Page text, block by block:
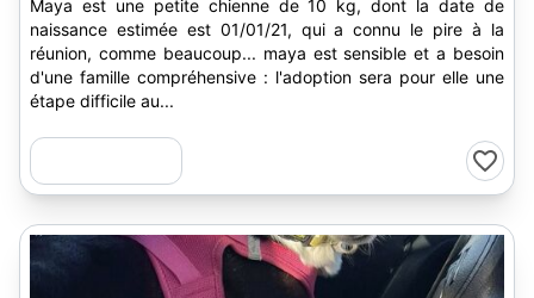
Maya est une petite chienne de 10 kg, dont la date de
naissance estimée est 01/01/21, qui a connu le pire à la
réunion, comme beaucoup... maya est sensible et a besoin
d'une famille compréhensive : l'adoption sera pour elle une
étape difficile au...